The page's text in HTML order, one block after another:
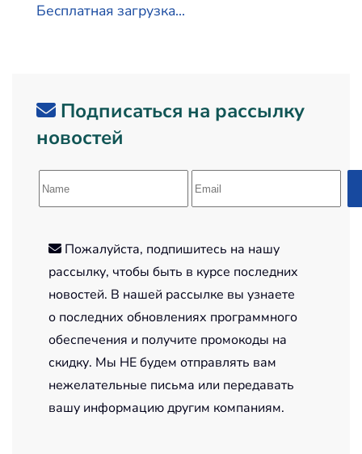
Бесплатная загрузка...
Подписаться на рассылку
новостей
Пожалуйста, подпишитесь на нашу
рассылку, чтобы быть в курсе последних
новостей. В нашей рассылке вы узнаете
о последних обновлениях программного
обеспечения и получите промокоды на
скидку. Мы НЕ будем отправлять вам
нежелательные письма или передавать
вашу информацию другим компаниям.